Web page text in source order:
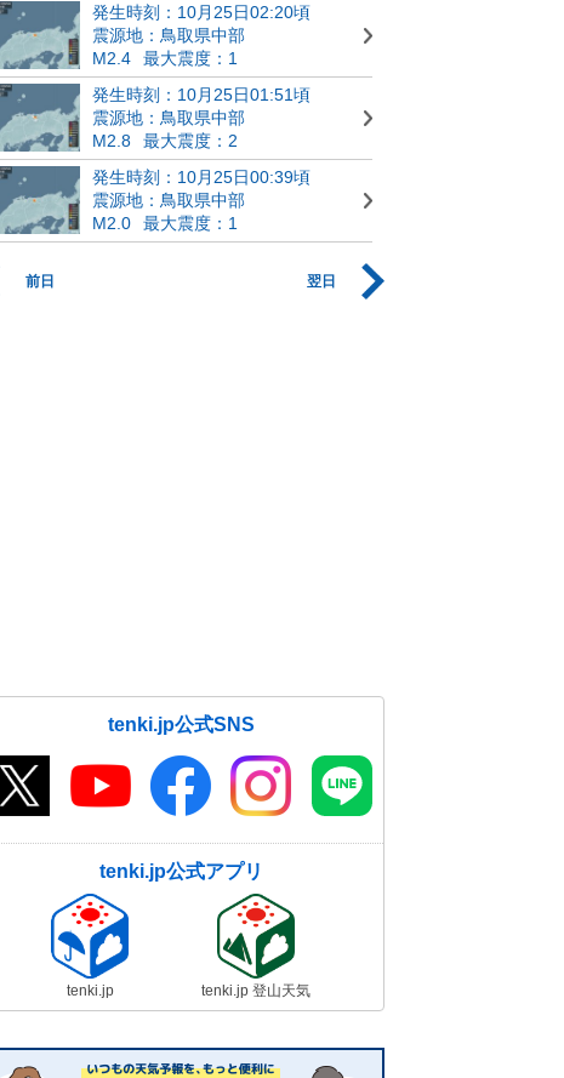
発生時刻：10月25日02:20頃
震源地：鳥取県中部
M2.4
最大震度：1
発生時刻：10月25日01:51頃
震源地：鳥取県中部
M2.8
最大震度：2
発生時刻：10月25日00:39頃
震源地：鳥取県中部
M2.0
最大震度：1
前日 翌日
tenki.jp公式SNS
tenki.jp公式アプリ
tenki.jp tenki.jp 登山天気